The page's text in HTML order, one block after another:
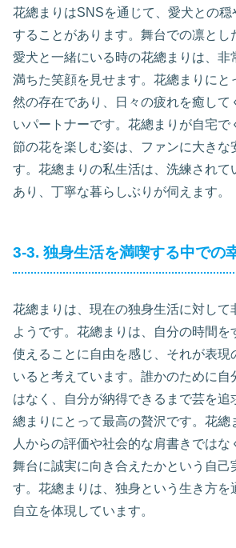
花總まりはSNSを通じて、愛犬との穏
することがあります。舞台での凛とし
愛犬と一緒にいる時の花總まりは、非
満ちた笑顔を見せます。花總まりにと
然の存在であり、日々の疲れを癒して
いパートナーです。花總まりが自宅で
節の花を楽しむ姿は、ファンに大きな
す。花總まりの私生活は、洗練されて
あり、丁寧な暮らしぶりが伺えます。
3-3. 独身生活を満喫する中での
花總まりは、現在の独身生活に対して
ようです。花總まりは、自分の時間を
使えることに自由を感じ、それが表現
いると考えています。誰かのために自
はなく、自分が納得できるまで芸を追
總まりにとって最高の贅沢です。花總
人からの評価や社会的な肩書きではな
舞台に誠実に向き合えたかという自己
す。花總まりは、独身という生き方を
自立を体現しています。